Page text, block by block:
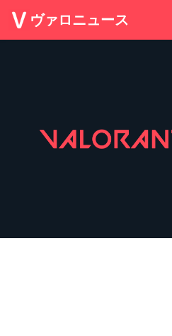
ヴァロニュース